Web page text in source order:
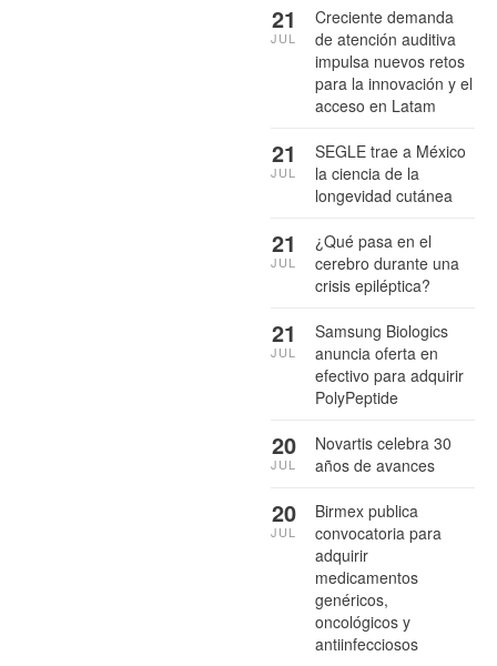
Creciente demanda
de atención auditiva
impulsa nuevos retos
para la innovación y el
acceso en Latam
21
JUL
SEGLE trae a México
la ciencia de la
longevidad cutánea
21
JUL
¿Qué pasa en el
cerebro durante una
crisis epiléptica?
21
JUL
Samsung Biologics
anuncia oferta en
efectivo para adquirir
PolyPeptide
21
JUL
Novartis celebra 30
años de avances
20
JUL
Birmex publica
convocatoria para
adquirir
medicamentos
genéricos,
oncológicos y
antiinfecciosos
20
JUL